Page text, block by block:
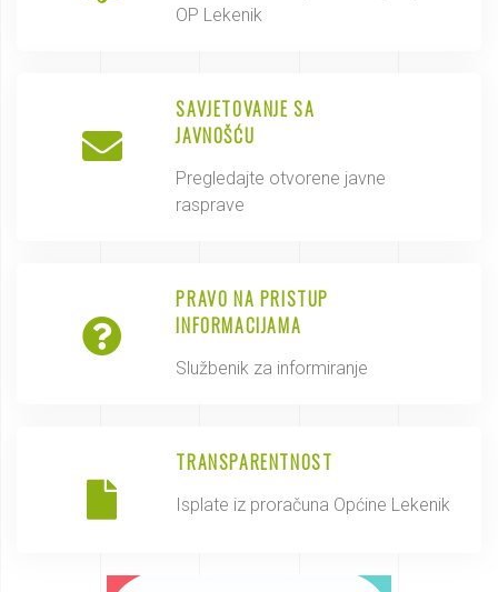
OP Lekenik
SAVJETOVANJE SA
JAVNOŠĆU
Pregledajte otvorene javne
rasprave
PRAVO NA PRISTUP
INFORMACIJAMA
Službenik za informiranje
TRANSPARENTNOST
Isplate iz proračuna Općine Lekenik